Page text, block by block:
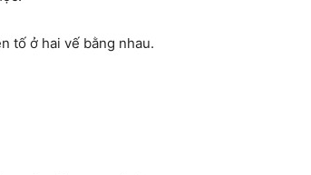
tố ở hai vế bằng nhau.